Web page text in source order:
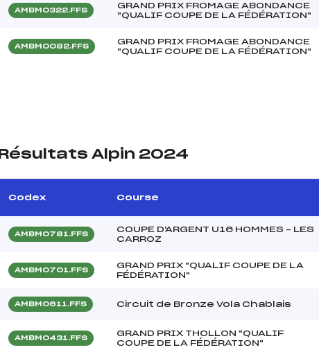
AMBM0322.FFS
GRAND PRIX FROMAGE ABONDANCE
"QUALIF COUPE DE LA FÉDÉRATION"
AMBM0082.FFS
GRAND PRIX FROMAGE ABONDANCE
"QUALIF COUPE DE LA FÉDÉRATION"
Résultats Alpin 2024
Codex Course
AMBM0781.FFS
COUPE D'ARGENT U16 HOMMES – LES
CARROZ
AMBM0701.FFS
GRAND PRIX "QUALIF COUPE DE LA
FÉDÉRATION"
AMBM0611.FFS Circuit de Bronze Vola Chablais
AMBM0431.FFS
GRAND PRIX THOLLON "QUALIF
COUPE DE LA FÉDÉRATION"